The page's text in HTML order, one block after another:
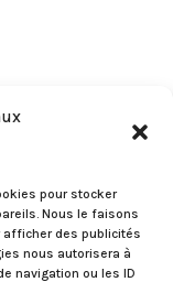
pour stocker
Nous le faisons
afficher des publicités
nous autorisera à
navigation ou les ID